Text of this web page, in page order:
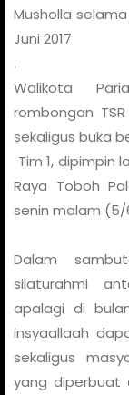
Musholla
Juni 2017
.
Walikota
rombongan
sekaligus buka
Tim 1, dipimpin
Raya Toboh
senin malam (5/
Dalam
silaturahmi
apalagi di
insyaallaah
sekaligus
yang diperbuat